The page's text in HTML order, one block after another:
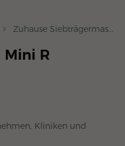
Zuhause Siebträgermaschinen
Mini R
Kliniken und